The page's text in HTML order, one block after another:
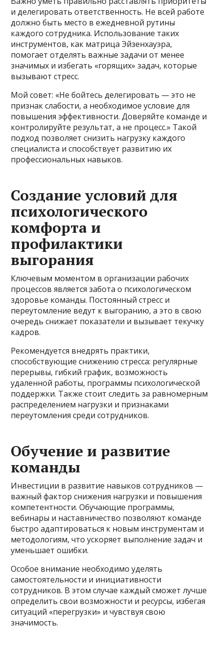
и делегировать ответственность. Не всей работе
должно быть место в ежедневной рутины
каждого сотрудника. Использование таких
инструментов, как матрица Эйзенхауэра,
помогает отделять важные задачи от менее
значимых и избегать «горящих» задач, которые
вызывают стресс.
Мой совет: «Не бойтесь делегировать — это не
признак слабости, а необходимое условие для
повышения эффективности. Доверяйте команде и
контролируйте результат, а не процесс.» Такой
подход позволяет снизить нагрузку каждого
специалиста и способствует развитию их
профессиональных навыков.
Создание условий для
психологического
комфорта и
профилактики
выгорания
Ключевым моментом в организации рабочих
процессов является забота о психологическом
здоровье команды. Постоянный стресс и
переутомление ведут к выгоранию, а это в свою
очередь снижает показатели и вызывает текучку
кадров.
Рекомендуется внедрять практики,
способствующие снижению стресса: регулярные
перерывы, гибкий график, возможность
удаленной работы, программы психологической
поддержки. Также стоит следить за равномерным
распределением нагрузки и признаками
переутомления среди сотрудников.
Обучение и развитие
команды
Инвестиции в развитие навыков сотрудников —
важный фактор снижения нагрузки и повышения
компетентности. Обучающие программы,
вебинары и наставничество позволяют команде
быстро адаптироваться к новым инструментам и
методологиям, что ускоряет выполнение задач и
уменьшает ошибки.
Особое внимание необходимо уделять
самостоятельности и инициативности
сотрудников. В этом случае каждый сможет лучше
определить свои возможности и ресурсы, избегая
ситуаций «перегрузки» и чувствуя свою
значимость.